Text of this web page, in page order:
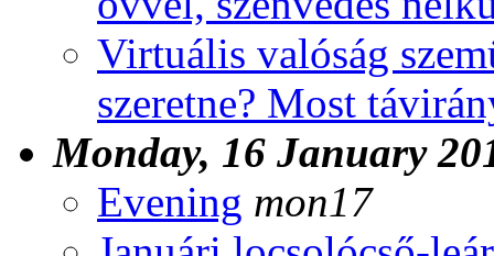
Virtuális valóság
szeretne? Most
Monday, 16 January
Evening mon17